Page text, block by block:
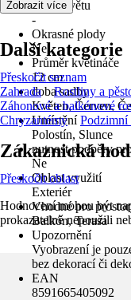
Doba květu
-
Okrasné plody
Ne
Průměr květináče
12 cm
doba sadby
Květen, Červen,
Umístění
Polostín, Slunce
nutnost podpěry
Ne
Oblast využití
Exteriér
Vhodné pro
Balkón, Terasa
Upozornění
Vyobrazení je
bez dekorací či
EAN
8591665405092
Zobrazit více
Další kategorie
Přeskočit seznam
Zahrada
Rostliny a
Záhonové a balkónové
Chryzantémy
Zákaznická
Přeskočit oblast
Hodnocení mohou být
prokazatelně nepoužili